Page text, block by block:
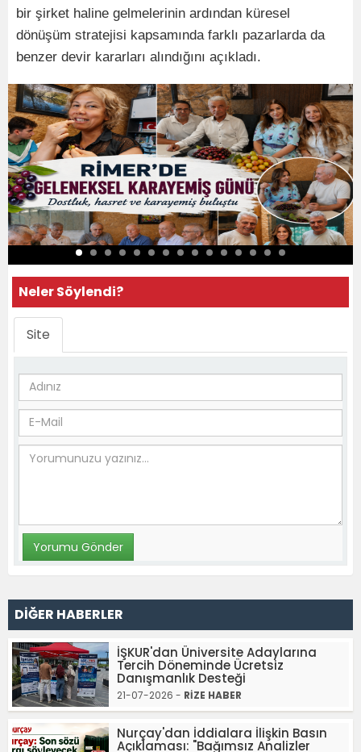
bir şirket haline gelmelerinin ardından küresel
dönüşüm stratejisi kapsamında farklı pazarlarda da
benzer devir kararları alındığını açıkladı.
Neler Söylendi?
Site
DİĞER HABERLER
İŞKUR'dan Üniversite Adaylarına
Tercih Döneminde Ücretsiz
Danışmanlık Desteği
21-07-2026 - RİZE HABER
Nurçay'dan İddialara İlişkin Basın
Açıklaması: "Bağımsız Analizler